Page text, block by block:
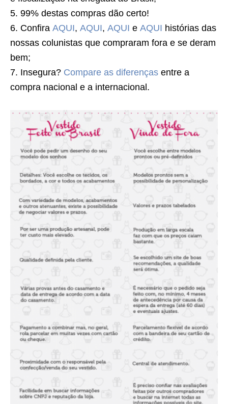
5. 99% destas compras dão certo!
6. Confira AQUI, AQUI, AQUI e AQUI histórias das
nossas colunistas que compraram fora e se deram
bem;
7. Insegura? Compare as diferenças entre a
compra nacional e a internacional.